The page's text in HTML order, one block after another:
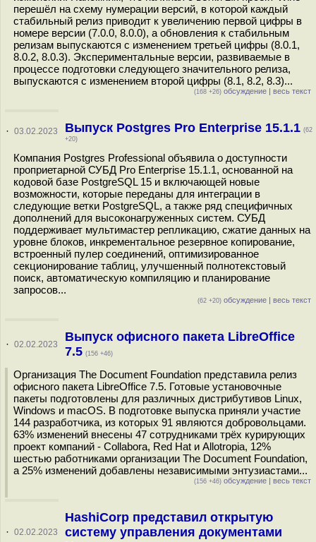
перешёл на схему нумерации версий, в которой каждый
стабильный релиз приводит к увеличению первой цифры в
номере версии (7.0.0, 8.0.0), а обновления к стабильным
релизам выпускаются с изменением третьей цифры (8.0.1,
8.0.2, 8.0.3). Экспериментальные версии, развиваемые в
процессе подготовки следующего значительного релиза,
выпускаются с изменением второй цифры (8.1, 8.2, 8.3)...
(168 +26) обсуждение | весь текст
· 03.02.2023 Выпуск Postgres Pro Enterprise 15.1.1 (62
+20)
Компания Postgres Professional объявила о доступности
проприетарной СУБД Pro Enterprise 15.1.1, основанной на
кодовой базе PostgreSQL 15 и включающей новые
возможности, которые переданы для интеграции в
следующие ветки PostgreSQL, а также ряд специфичных
дополнений для высоконагруженных систем. СУБД
поддерживает мультимастер репликацию, сжатие данных на
уровне блоков, инкрементальное резервное копирование,
встроенный пулер соединений, оптимизированное
секционирование таблиц, улучшенный полнотекстовый
поиск, автоматическую компиляцию и планирование
запросов...
(62 +20) обсуждение | весь текст
· 02.02.2023
Выпуск офисного пакета LibreOffice
7.5 (156 +46)
Организация The Document Foundation представила релиз
офисного пакета LibreOffice 7.5. Готовые установочные
пакеты подготовлены для различных дистрибутивов Linux,
Windows и macOS. В подготовке выпуска приняли участие
144 разработчика, из которых 91 являются добровольцами.
63% изменений внесены 47 сотрудниками трёх курирующих
проект компаний - Collabora, Red Hat и Allotropia, 12%
шестью работниками организации The Document Foundation,
а 25% изменений добавлены независимыми энтузиастами...
(156 +46) обсуждение | весь текст
· 02.02.2023
HashiCorp представил открытую
систему управления документами